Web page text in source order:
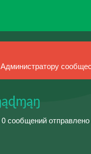
0 сообщений отправлено